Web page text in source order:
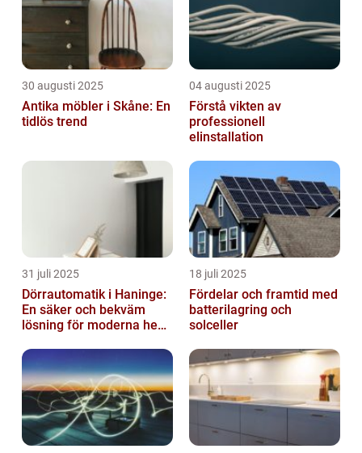
30 augusti 2025
Antika möbler i Skåne: En
tidlös trend
04 augusti 2025
Förstå vikten av
professionell
elinstallation
31 juli 2025
Dörrautomatik i Haninge:
En säker och bekväm
lösning för moderna hem
18 juli 2025
Fördelar och framtid med
batterilagring och
solceller